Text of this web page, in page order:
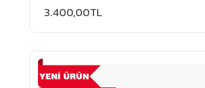
3.400,00TL